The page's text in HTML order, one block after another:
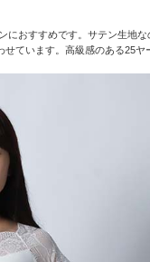
おすすめです。サテン生地
ています。高級感のある25ヤ